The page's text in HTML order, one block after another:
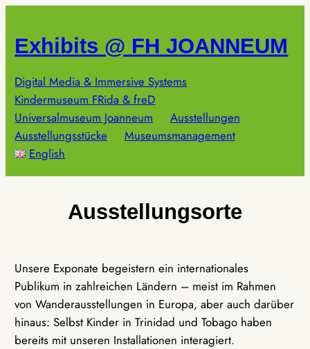
springen
Exhibits @ FH JOANNEUM
Digital Media & Immersive Systems
Kindermuseum FRida & freD
Universalmuseum Joanneum
Ausstellungen
Ausstellungsstücke
Museumsmanagement
English
Ausstellungsorte
Unsere Exponate begeistern ein internationales
Publikum in zahlreichen Ländern – meist im Rahmen
von Wanderausstellungen in Europa, aber auch darüber
hinaus: Selbst Kinder in Trinidad und Tobago haben
bereits mit unseren Installationen interagiert.